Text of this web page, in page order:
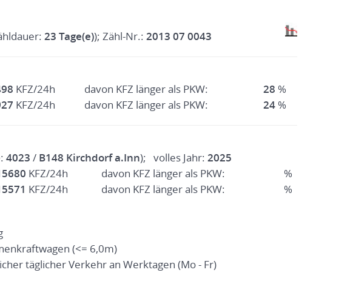
23 Tage(e)); Zähl-Nr.: 2013 07 0043
KFZ/24h davon KFZ länger als PKW: 28 %
KFZ/24h davon KFZ länger als PKW: 24%
4023 / B148 Kirchdorf a.Inn); volles Jahr: 2025
KFZ/24h davon KFZ länger als PKW:
%
KFZ/24h davon KFZ länger als PKW: %
(<= 6,0m)
täglicher Verkehr an Werktagen (Mo - Fr)